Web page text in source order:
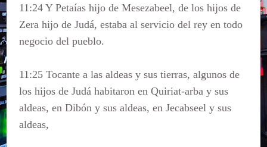
11:24 Y Petaías hijo de Mesezabeel, de los hijos de
Zera hijo de Judá, estaba al servicio del rey en todo
negocio del pueblo.
11:25 Tocante a las aldeas y sus tierras, algunos de
los hijos de Judá habitaron en Quiriat-arba y sus
aldeas, en Dibón y sus aldeas, en Jecabseel y sus
aldeas,